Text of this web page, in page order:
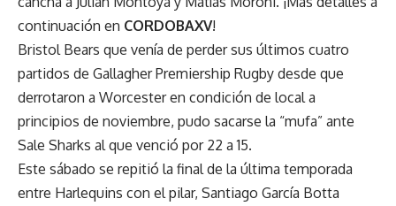
continuación en CORDOBAXV!
Bristol Bears que venía de perder sus últimos cuatro
partidos de Gallagher Premiership Rugby desde que
derrotaron a Worcester en condición de local a
principios de noviembre, pudo sacarse la “mufa” ante
Sale Sharks al que venció por 22 a 15.
Este sábado se repitió la final de la última temporada
entre Harlequins con el pilar, Santiago García Botta